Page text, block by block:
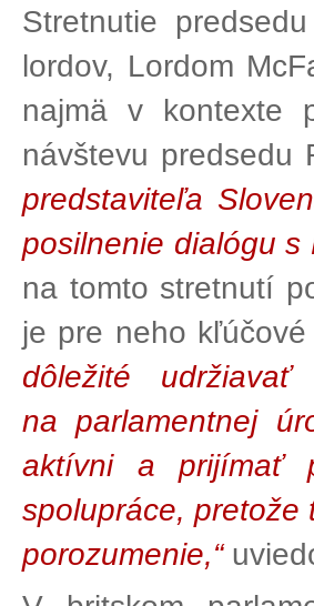
Stretnutie
lordov, Lordom
najmä v kontexte
návštevu predsedu
predstaviteľa
posilnenie dialógu s
na tomto stretnutí
je pre neho
dôležité
na parlamentnej
aktívni a prijímať
spolupráce, pretože
porozumenie,“